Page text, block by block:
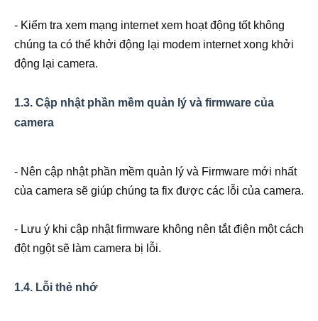
- Kiểm tra xem mạng internet xem hoạt động tốt không
chúng ta có thể khởi động lại modem internet xong khởi
động lại camera.
1.3. Cập nhật phần mềm quản lý và firmware của
camera
- Nên cập nhật phần mềm quản lý và Firmware mới nhất
của camera sẽ giúp chúng ta fix được các lỗi của camera.
- Lưu ý khi cập nhật firmware không nên tắt điện một cách
đột ngột sẽ làm camera bị lỗi.
1.4. Lỗi thẻ nhớ